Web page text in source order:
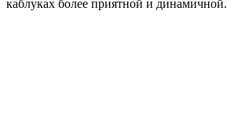
каблуках более приятной и динамичной.